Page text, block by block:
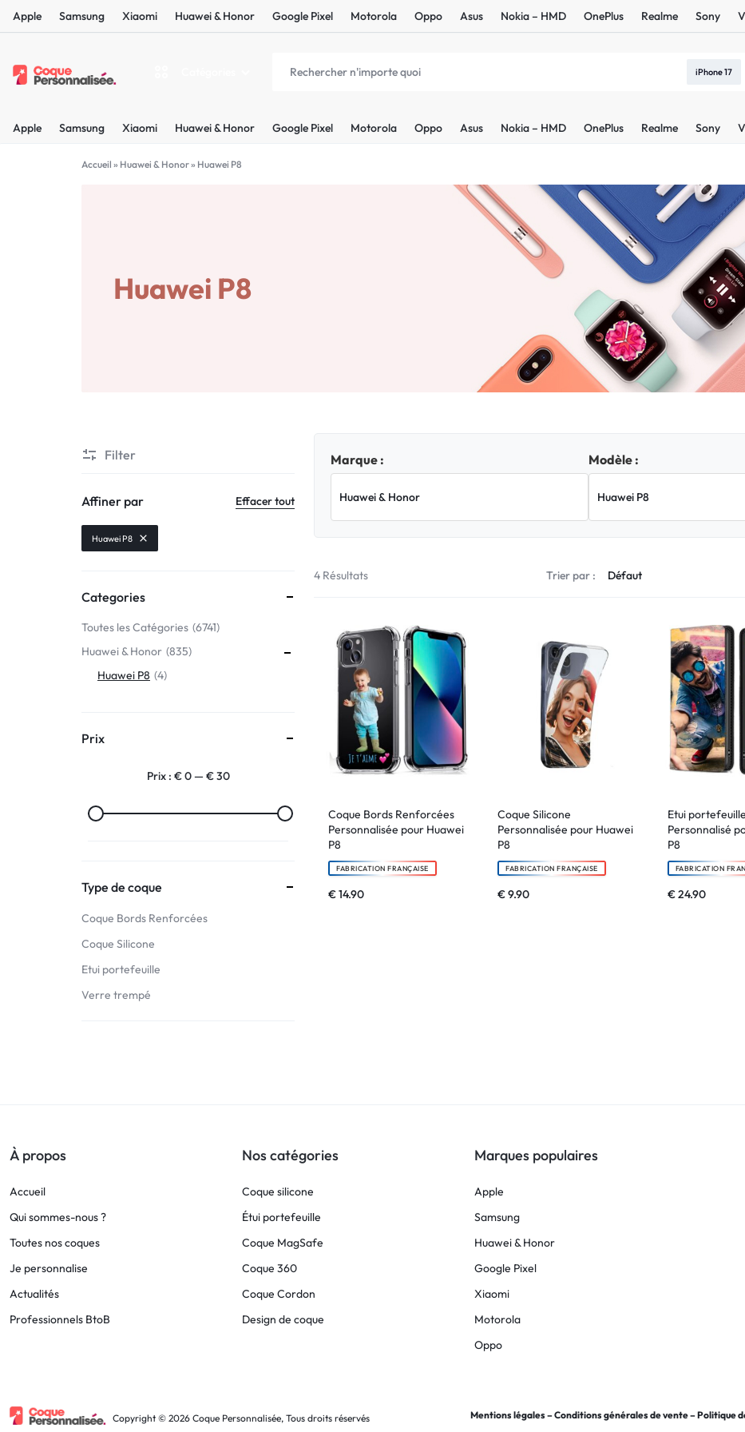
PLUS
BELLES
FRANCE
BUDGETS
LIVRAISON
48
HEURES
!
Huawei & Honor
Sony
iPhone 17
Apple Samsung Xiaomi Huawei & Honor Google Pixel Motorola Oppo Asus Nokia – HMD OnePlus Realme Sony
Apple Samsung Xiaomi Huawei & Honor Google Pixel Motorola Oppo Asus Nokia – HMD OnePlus Realme Sony
Accueil » Huawei & Honor» Huawei P8
Huawei P8
Marque : Modèle :
4 Résultats Trier par :
Coque Bords Renforcées
Personnalisée pour Huawei
P8
FABRICATION FRANÇAISE
€14.90
Coque Silicone
Personnalisée pour Huawei
P8
FABRICATION FRANÇAISE
€9.90
Etui portefeuille
Personnalisé
P8
FABRICATION
€24.90
Filter
Affiner par Effacer tout
Huawei P8
Categories
Toutes les Catégories 6741
Huawei & Honor 835
Huawei P8 4
Prix
Prix : € 0— € 30
Type de coque
Coque Bords Renforcées
Coque Silicone
Etui portefeuille
Verre trempé
À propos
Accueil
Qui sommes-nous ?
Toutes nos coques
Je personnalise
Actualités
Professionnels BtoB
Nos catégories
Coque silicone
Étui portefeuille
Coque MagSafe
Coque 360
Coque Cordon
Design de coque
Marques populaires
Apple
Samsung
Huawei & Honor
Google Pixel
Xiaomi
Motorola
Oppo
Copyright © 2026 Coque Personnalisée, Tous droits réservés Mentions légales –Conditions générales de vente–Politique